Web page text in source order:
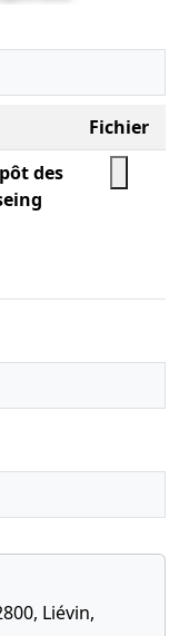
Fichier
des
Liévin,